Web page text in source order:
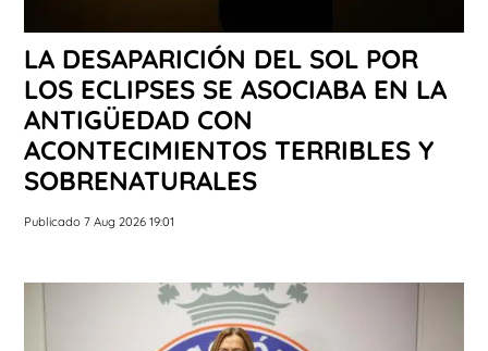
LA DESAPARICIÓN DEL SOL POR
LOS ECLIPSES SE ASOCIABA EN LA
ANTIGÜEDAD CON
ACONTECIMIENTOS TERRIBLES Y
SOBRENATURALES
Publicado 7 Aug 2026 19:01